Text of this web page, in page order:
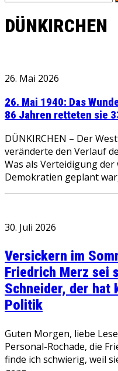
nach:
DÜNKIRCHEN
26. Mai 2026
26. Mai 1940: Das
86 Jahren retteten sie
DÜNKIRCHEN – Der
veränderte den Verlauf
Was als Verteidigung
Demokratien geplant
30. Juli 2026
Versickern im
Friedrich Merz sei
Schneider, der hat
Politik
Guten Morgen, liebe
Personal-Rochade, die
finde ich schwierig, weil